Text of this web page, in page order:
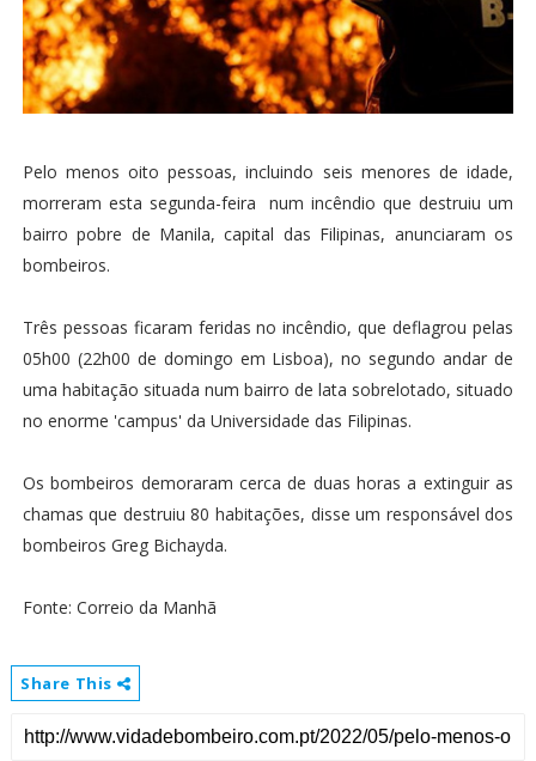
Pelo menos oito pessoas, incluindo seis menores de idade,
morreram esta segunda-feira num incêndio que destruiu um
bairro pobre de Manila, capital das Filipinas, anunciaram os
bombeiros.
Três pessoas ficaram feridas no incêndio, que deflagrou pelas
05h00 (22h00 de domingo em Lisboa), no segundo andar de
uma habitação situada num bairro de lata sobrelotado, situado
no enorme 'campus' da Universidade das Filipinas.
Os bombeiros demoraram cerca de duas horas a extinguir as
chamas que destruiu 80 habitações, disse um responsável dos
bombeiros Greg Bichayda.
Fonte: Correio da Manhã
Share This